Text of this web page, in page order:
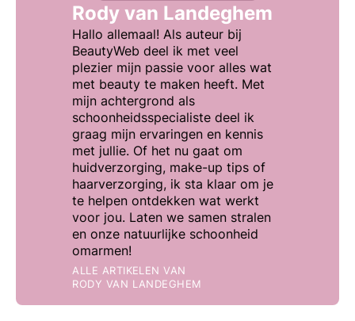
Rody van Landeghem
Hallo allemaal! Als auteur bij
BeautyWeb deel ik met veel
plezier mijn passie voor alles wat
met beauty te maken heeft. Met
mijn achtergrond als
schoonheidsspecialiste deel ik
graag mijn ervaringen en kennis
met jullie. Of het nu gaat om
huidverzorging, make-up tips of
haarverzorging, ik sta klaar om je
te helpen ontdekken wat werkt
voor jou. Laten we samen stralen
en onze natuurlijke schoonheid
omarmen!
ALLE ARTIKELEN VAN
RODY VAN LANDEGHEM